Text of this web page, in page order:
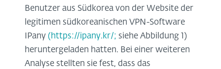
Benutzer aus Südkorea von der Website der
legitimen südkoreanischen VPN-Software
IPany (https://ipany.kr/; siehe Abbildung 1)
heruntergeladen hatten. Bei einer weiteren
Analyse stellten sie fest, dass das